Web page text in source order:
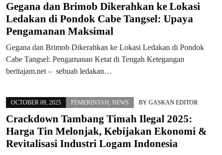
Gegana dan Brimob Dikerahkan ke Lokasi
Ledakan di Pondok Cabe Tangsel: Upaya
Pengamanan Maksimal
Gegana dan Brimob Dikerahkan ke Lokasi Ledakan di Pondok
Cabe Tangsel: Pengamanan Ketat di Tengah Ketegangan
beritajam.net – sebuah ledakan…
OCTOBER 09, 2025 PEMERINTAH, NEWS BY GASKAN EDITOR
Crackdown Tambang Timah Ilegal 2025:
Harga Tin Melonjak, Kebijakan Ekonomi &
Revitalisasi Industri Logam Indonesia